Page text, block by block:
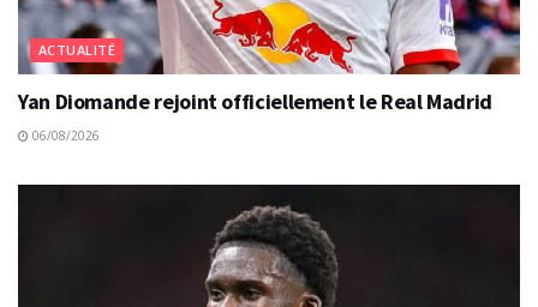
ACTUALITÉ
Yan Diomande rejoint officiellement le Real Madrid
06/08/2026